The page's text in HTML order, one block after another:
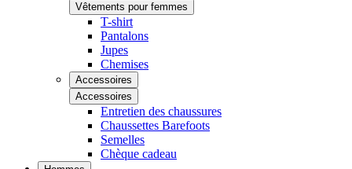
Vêtements pour femmes
T-shirt
Pantalons
Jupes
Chemises
Accessoires
Accessoires
Entretien des chaussures
Chaussettes Barefoots
Semelles
Chèque cadeau